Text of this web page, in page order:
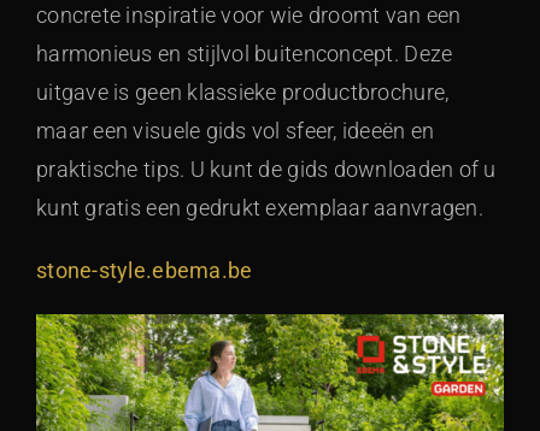
concrete inspiratie voor wie droomt van een
harmonieus en stijlvol buitenconcept. Deze
uitgave is geen klassieke productbrochure,
maar een visuele gids vol sfeer, ideeën en
praktische tips. U kunt de gids downloaden of u
kunt gratis een gedrukt exemplaar aanvragen.
stone-style.ebema.be